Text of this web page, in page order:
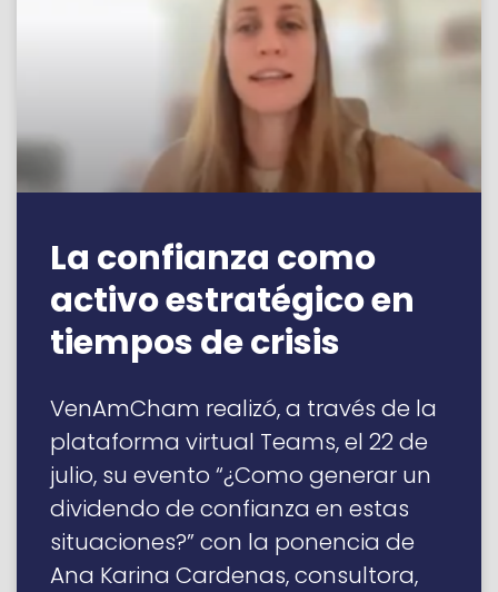
La confianza como
activo estratégico en
tiempos de crisis
VenAmCham realizó, a través de la
plataforma virtual Teams, el 22 de
julio, su evento “¿Como generar un
dividendo de confianza en estas
situaciones?” con la ponencia de
Ana Karina Cardenas, consultora,